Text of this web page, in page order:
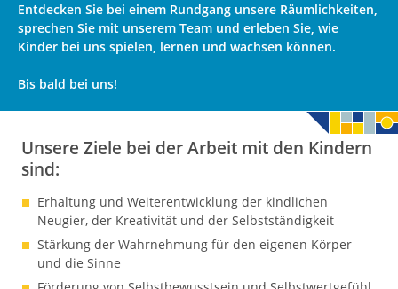
Entdecken Sie bei einem Rundgang unsere Räumlichkeiten,
sprechen Sie mit unserem Team und erleben Sie, wie
Kinder bei uns spielen, lernen und wachsen können.
Bis bald bei uns!
Unsere Ziele bei der Arbeit mit den Kindern
sind:
Erhaltung und Weiterentwicklung der kindlichen
Neugier, der Kreativität und der Selbstständigkeit
Stärkung der Wahrnehmung für den eigenen Körper
und die Sinne